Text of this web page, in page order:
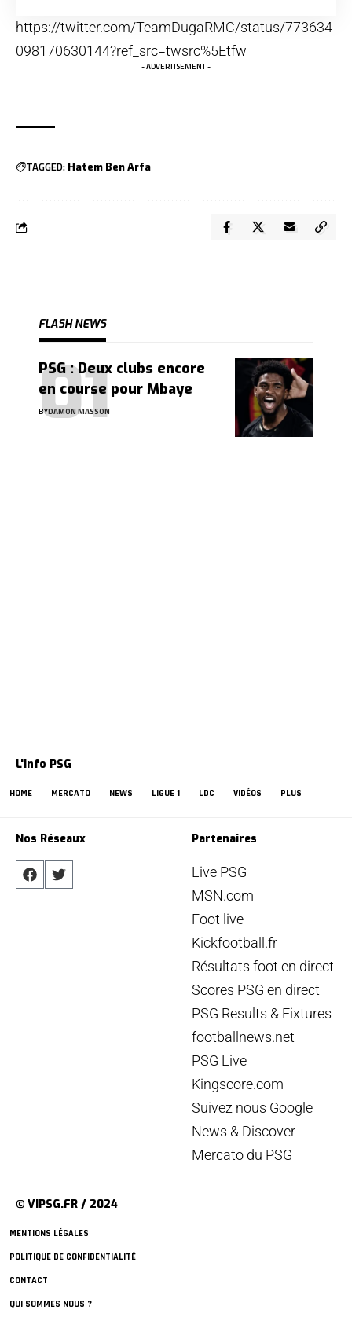
https://twitter.com/TeamDugaRMC/status/773634
098170630144?ref_src=twsrc%5Etfw
- ADVERTISEMENT -
TAGGED: Hatem Ben Arfa
FLASH NEWS
PSG : Deux clubs encore
en course pour Mbaye
BYDAMON MASSON
L'info PSG
HOME MERCATO NEWS LIGUE 1 LDC VIDÉOS PLUS
Nos Réseaux Partenaires
Live PSG
MSN.com
Foot live
Kickfootball.fr
Résultats foot en direct
Scores PSG en direct
PSG Results & Fixtures
footballnews.net
PSG Live
Kingscore.com
Suivez nous Google
News & Discover
Mercato du PSG
© VIPSG.FR / 2024
MENTIONS LÉGALES
POLITIQUE DE CONFIDENTIALITÉ
CONTACT
QUI SOMMES NOUS ?